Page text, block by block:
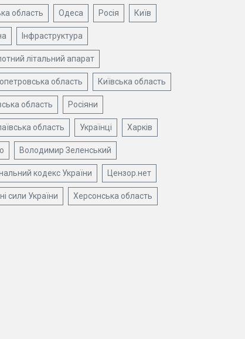
область Одеса Росія Київ
Інфраструктура
літальний апарат
область Київська область
область Росіяни
область Українці Харків
Володимир Зеленський
кодекс України Цензор.нет
сили України Херсонська область